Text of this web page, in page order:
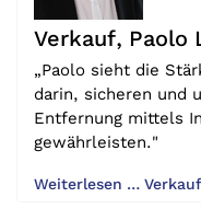
Verkauf, Paolo
„Paolo sieht die
darin, sicheren und
Entfernung mittels
gewährleisten."
Weiterlesen …